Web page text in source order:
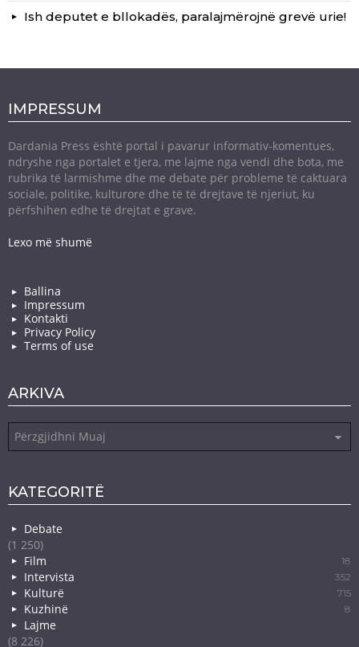
Ish deputet e bllokadës, paralajmërojnë grevë urie!
IMPRESSUM
Dardania Press është portal i pavarur informativ-komentues,
ndryshe nga portalet e tjera, me lajme nga vendi dhe bota, me
rubrika të larmishme dhe me debate për probleme të caktuara
sociale, politike, kulturore dhe të të drejtave të njeriut, ku
përfshihen edhe të drejtat e grave.
Lexo më shumë
Ballina
Impressum
Kontakti
Privacy Policy
Terms of use
ARKIVA
KATEGORITË
Debate
(1 250)
Film
18
Intervista 352
Kulturë 715
Kuzhinë 8
Lajme
(8 226)